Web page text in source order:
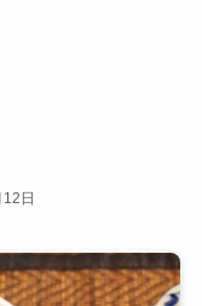
日